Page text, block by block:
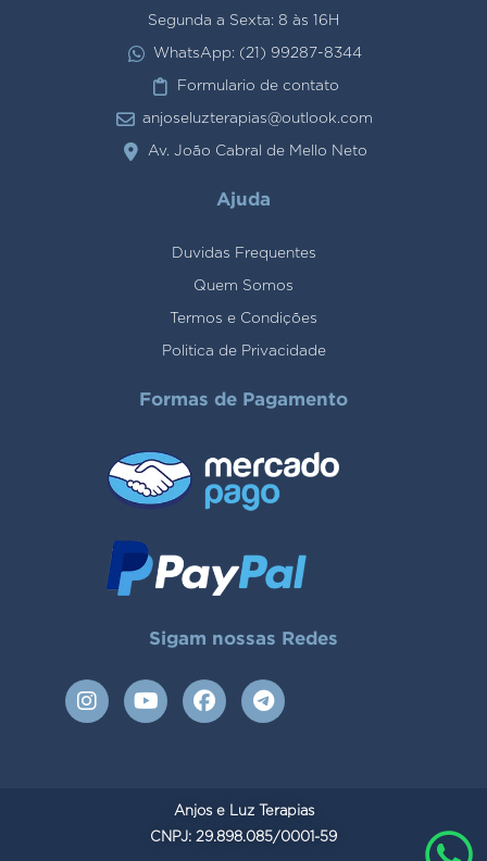
Segunda a Sexta: 8 às 16H
WhatsApp: (21) 99287-8344
Formulario de contato
anjoseluzterapias@outlook.com
Av. João Cabral de Mello Neto
Ajuda
Duvidas Frequentes
Quem Somos
Termos e Condições
Politica de Privacidade
Formas de Pagamento
Sigam nossas Redes
I
n
Y
o
F
a
o
k
T
e
a
m
Anjos e Luz Terapias
CNPJ: 29.898.085/0001-59